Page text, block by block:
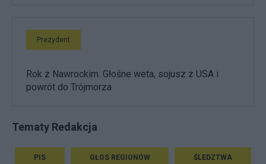
Prezydent
Rok z Nawrockim. Głośne weta, sojusz z USA i
powrót do Trójmorza
Tematy Redakcja
PIS GŁOS REGIONÓW ŚLEDZTWA